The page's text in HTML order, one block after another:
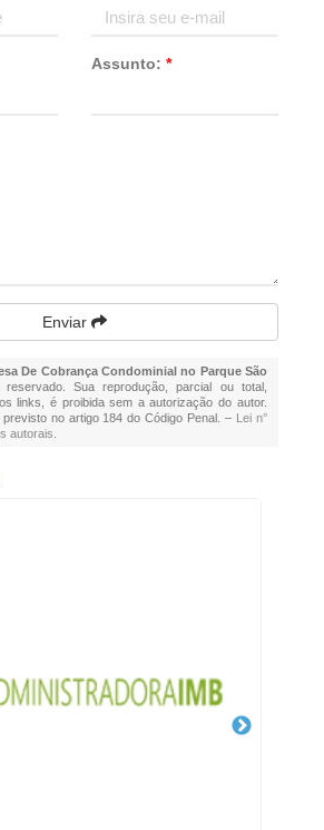
Assunto: *
Enviar
De Cobrança Condominial no Parque São
Sua reprodução, parcial ou total,
links, é proibida sem a autorização do autor.
no artigo 184 do Código Penal. – Lei n°
autorais